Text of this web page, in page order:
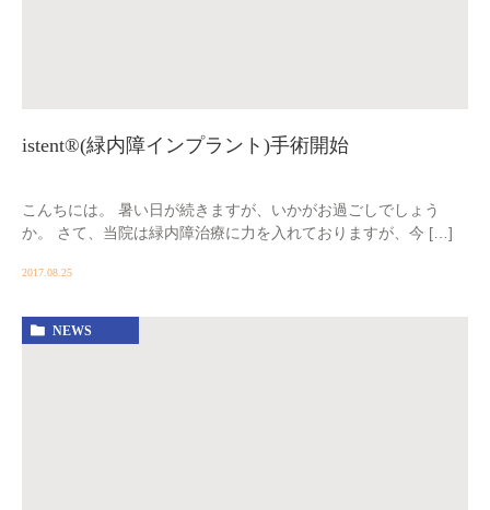
istent®(緑内障インプラント)手術開始
こんちには。 暑い日が続きますが、いかがお過ごしでしょう
か。 さて、当院は緑内障治療に力を入れておりますが、今 […]
2017.08.25
NEWS